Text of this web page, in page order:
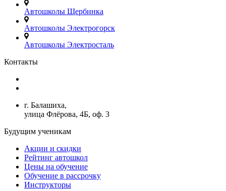
Автошколы Щербинка
Автошколы Электрогорск
Автошколы Электросталь
Контакты
г. Балашиха,
улица Флёрова, 4Б, оф. 3
Будущим ученикам
Акции и скидки
Рейтинг автошкол
Цены на обучение
Обучение в рассрочку
Инструкторы